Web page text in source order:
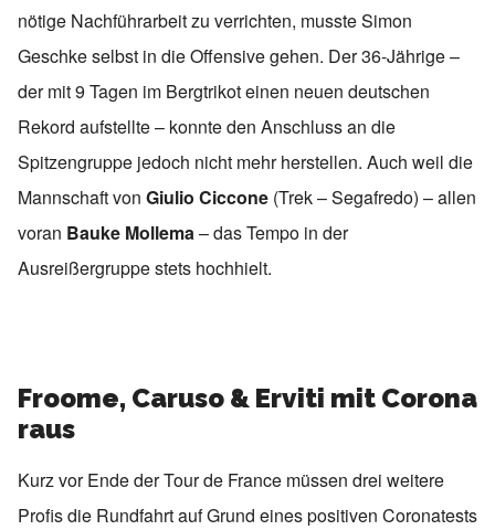
nötige Nachführarbeit zu verrichten, musste Simon
Geschke selbst in die Offensive gehen. Der 36-Jährige –
der mit 9 Tagen im Bergtrikot einen neuen deutschen
Rekord aufstellte – konnte den Anschluss an die
Spitzengruppe jedoch nicht mehr herstellen. Auch weil die
Mannschaft von Giulio Ciccone (Trek – Segafredo) – allen
voran Bauke Mollema– das Tempo in der
Ausreißergruppe stets hochhielt.
Froome, Caruso & Erviti mit Corona
raus
Kurz vor Ende der Tour de France müssen drei weitere
Profis die Rundfahrt auf Grund eines positiven Coronatests